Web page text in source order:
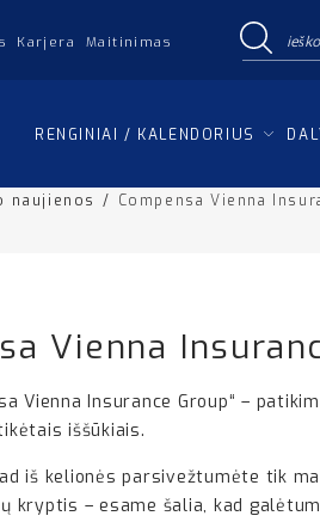
Karjera Maitinimas
RENGINIAI / KALENDORIUS
naujienos / Compensa Vienna
Vienna
Vienna Insurance Group“ –
iššūkiais.
iš kelionės parsivežtumėte tik
kryptis – esame šalia, kad